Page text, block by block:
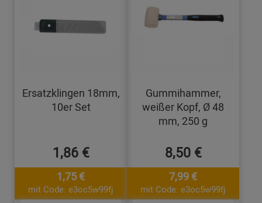
Ersatzklingen 18mm,
10er Set
1,86 €
1,75 €
mit Code: e3oc5w99fj
Gummihammer,
weißer Kopf, Ø 48
mm, 250 g
8,50 €
7,99 €
mit Code: e3oc5w99fj